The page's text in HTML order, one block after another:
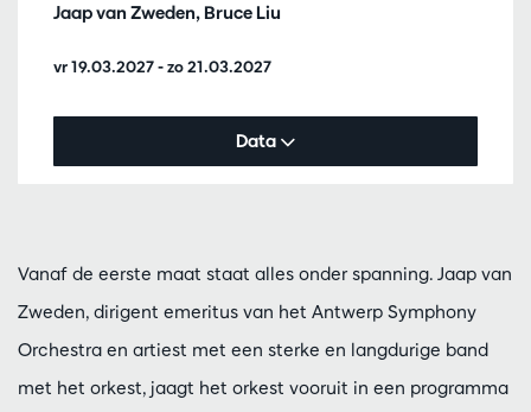
Jaap van Zweden, Bruce Liu
vr 19.03.2027-zo 21.03.2027
Data
Vanaf de eerste maat staat alles onder spanning. Jaap van
Zweden, dirigent emeritus van het Antwerp Symphony
Orchestra en artiest met een sterke en langdurige band
met het orkest, jaagt het orkest vooruit in een programma